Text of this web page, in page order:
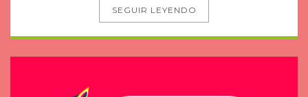
SEGUIR LEYENDO